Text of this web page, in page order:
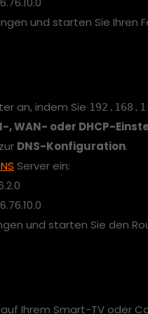
und starten Sie Ihren
an, indem Sie
, WAN- oder DHCP-
DNS-Konfiguration.
Server ein:
und starten Sie den
Ihrem Smart-TV oder